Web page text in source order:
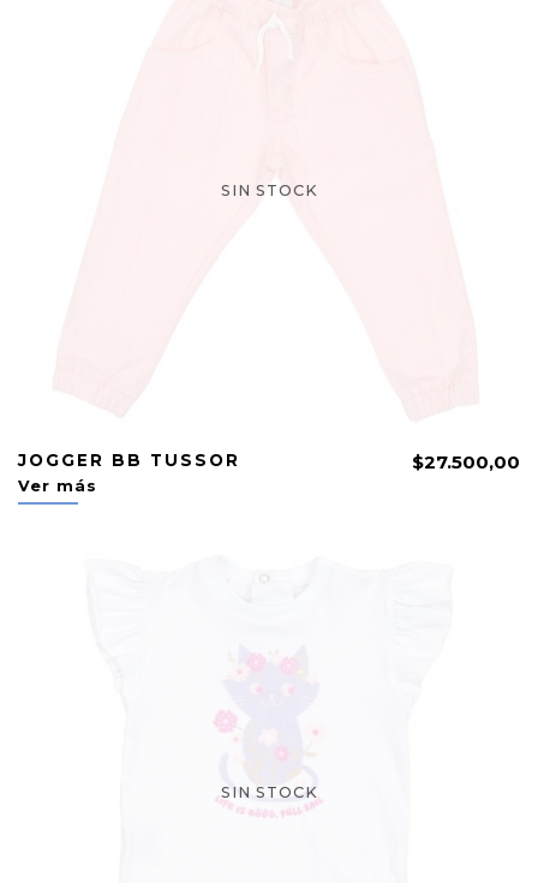
SIN STOCK
JOGGER BB TUSSOR $27.500,00
Ver más
SIN STOCK